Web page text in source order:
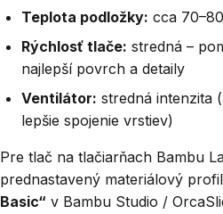
Teplota podložky: cca
Rýchlosť tlače: stredná –
najlepší povrch a detaily
Ventilátor: stredná intenzita
lepšie spojenie vrstiev)
Pre tlač na tlačiarňach Bambu
prednastavený materiálový profil
Basic“ v Bambu Studio /